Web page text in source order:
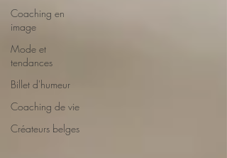
Coaching en
image
Mode et
tendances
Billet d'humeur
Coaching de vie
Créateurs belges